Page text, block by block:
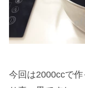
今回は2000ccで